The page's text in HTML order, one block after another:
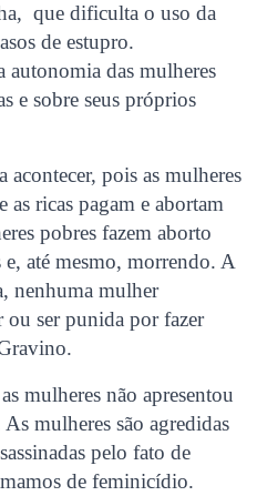
que dificulta o uso da
de estupro.
autonomia das mulheres
e sobre seus próprios
acontecer, pois as mulheres
as ricas pagam e abortam
pobres fazem aborto
até mesmo, morrendo. A
nenhuma mulher
ou ser punida por fazer
mulheres não apresentou
mulheres são agredidas
pelo fato de
de feminicídio.